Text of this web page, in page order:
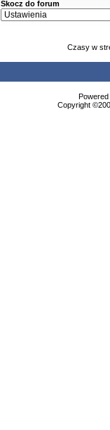
Skocz do forum
Czasy w
Copyright